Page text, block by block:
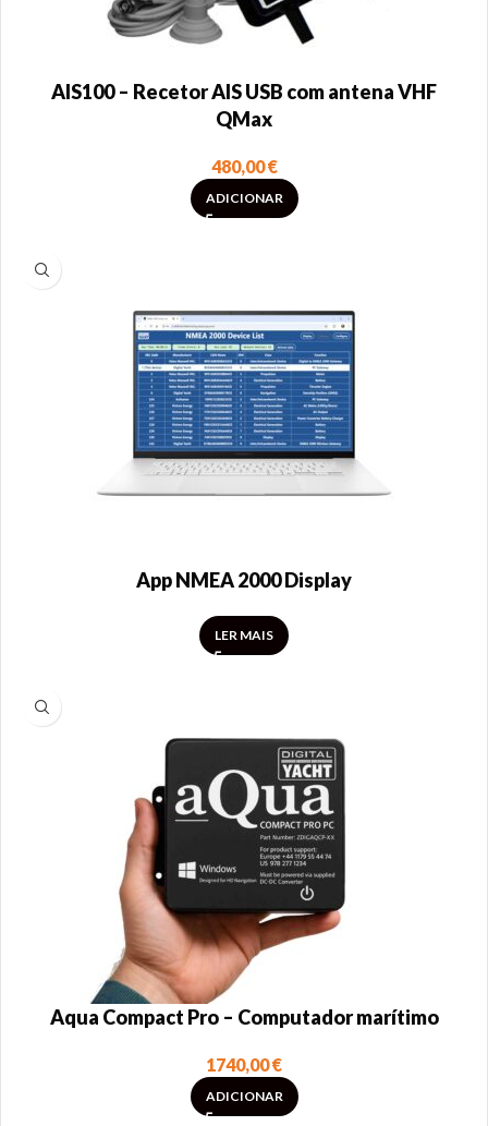
AIS100 – Recetor AIS USB com antena VHF
QMax
480,00€
ADICIONAR
App NMEA 2000 Display
LER MAIS
Aqua Compact Pro – Computador marítimo
1740,00€
ADICIONAR